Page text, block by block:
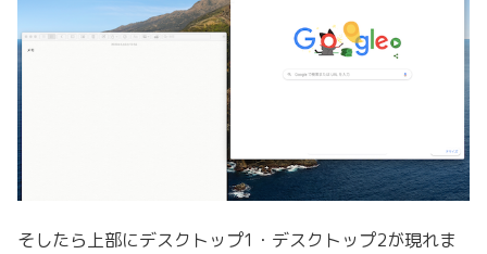
そしたら上部にデスクトップ1・デスクトップ2が現れま